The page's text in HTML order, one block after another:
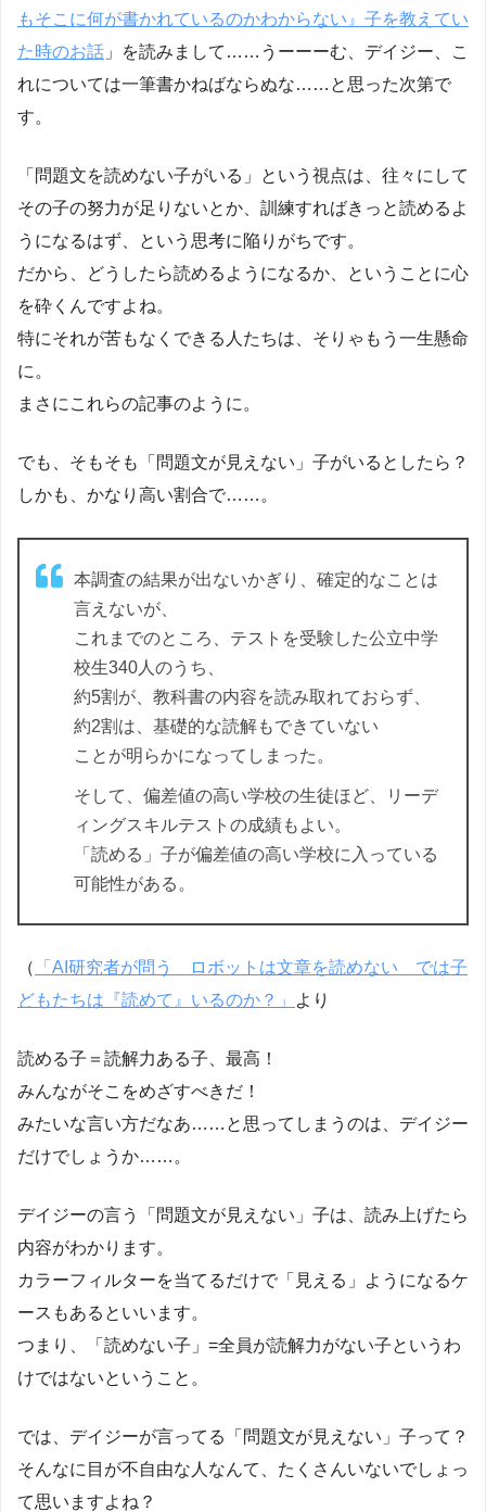
もそこに何が書かれているのかわからない』子を教えてい
た時のお話 」を読みまして……うーーーむ、デイジー、こ
れについては一筆書かねばならぬな……と思った次第で
す。
「問題文を読めない子がいる」という視点は、往々にして
その子の努力が足りないとか、 訓練すればきっと読めるよ
うになるはず 、という思考に陥りがちです。
だから、どうしたら読めるようになるか、ということに心
を砕くんですよね。
特にそれが苦もなくできる人たちは、そりゃもう一生懸命
に。
まさにこれらの記事のように。
でも、そもそも
「問題文が見えない」子がいるとしたら？
しかも、かなり高い割合で……。
本調査の結果が出ないかぎり、確定的なことは
言えないが、
これまでのところ、テストを受験した公立中学
校生340人のうち、
約5割が、教科書の内容を読み取れておらず、
約2割は、基礎的な読解もできていない
ことが明らかになってしまった。
そして、偏差値の高い学校の生徒ほど、リーデ
ィングスキルテストの成績もよい。
「読める」子が偏差値の高い学校に入っている
可能性がある。
（
「AI研究者が問う ロボットは文章を読めない では子
どもたちは『読めて』いるのか？」
より
読める子＝読解力ある子、最高！
みんながそこをめざすべきだ！
みたいな言い方だなあ……と思ってしまうのは、デイジー
だけでしょうか……。
デイジーの言う「問題文が見えない」子は、読み上げたら
内容がわかります。
カラーフィルターを当てるだけで「見える」ようになるケ
ースもあるといいます。
つまり、「読めない子」=全員が読解力がない子というわ
けではないということ。
では、デイジーが言ってる「問題文が見えない」子って？
そんなに目が不自由な人なんて、たくさんいないでしょっ
て思いますよね？